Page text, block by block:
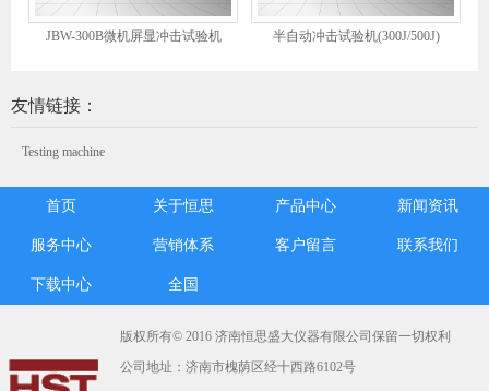
JBW-300B微机屏显冲击试验机 半自动冲击试验机(300J/500J)
友情链接：
Testing machine
首页 关于恒思 产品中心 新闻资讯
服务中心 营销体系 客户留言 联系我们
下载中心 全国
版权所有© 2016 济南恒思盛大仪器有限公司保留一切权利
公司地址：济南市槐荫区经十西路6102号